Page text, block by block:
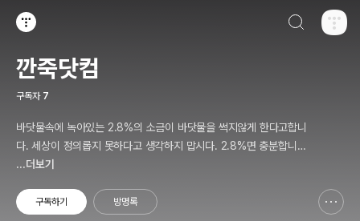
깐죽닷컴
구독자 7
바닷물속에 녹아있는 2.8%의 소금이 바닷물을 썩지않게 한다고합니
다. 세상이 정의롭지 못하다고 생각하지 맙시다. 2.8%면 충분합니다.
...더보기
구독하기 방명록